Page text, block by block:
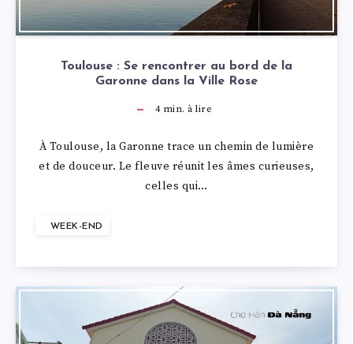
Toulouse : Se rencontrer au bord de la
Garonne dans la Ville Rose
4min. à lire
À Toulouse, la Garonne trace un chemin de lumière
et de douceur. Le fleuve réunit les âmes curieuses,
celles qui…
WEEK-END